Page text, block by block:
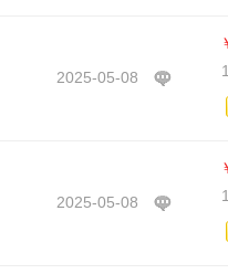
2025-05-08
2025-05-08